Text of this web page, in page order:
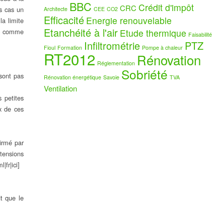
cas un
limite
pas
petites
de ces
par
que le
Architecte BBC CEE CO2 CRC Crédit d'impôt
Efficacité Energie renouvelable
Etanchéité à l'air Etude thermique Faisabilité
Fioul Formation Infiltrométrie Pompe à chaleur PTZ
RT2012 Réglementation Rénovation
Rénovation énergétique Savoie Sobriété TVA
Ventilation